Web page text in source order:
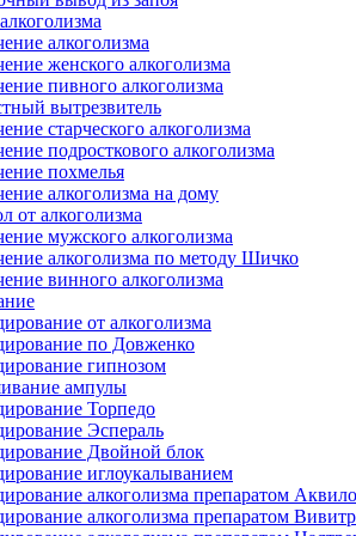
алкоголизма
женского алкоголизма
пивного алкоголизма
вытрезвитель
старческого алкоголизма
подросткового алкоголизма
похмелья
алкоголизма на дому
от алкоголизма
мужского алкоголизма
алкоголизма по методу Шичко
винного алкоголизма
от алкоголизма
по Довженко
гипнозом
ампулы
Торпедо
Эспераль
Двойной блок
иглоукалыванием
алкоголизма препаратом
алкоголизма препаратом